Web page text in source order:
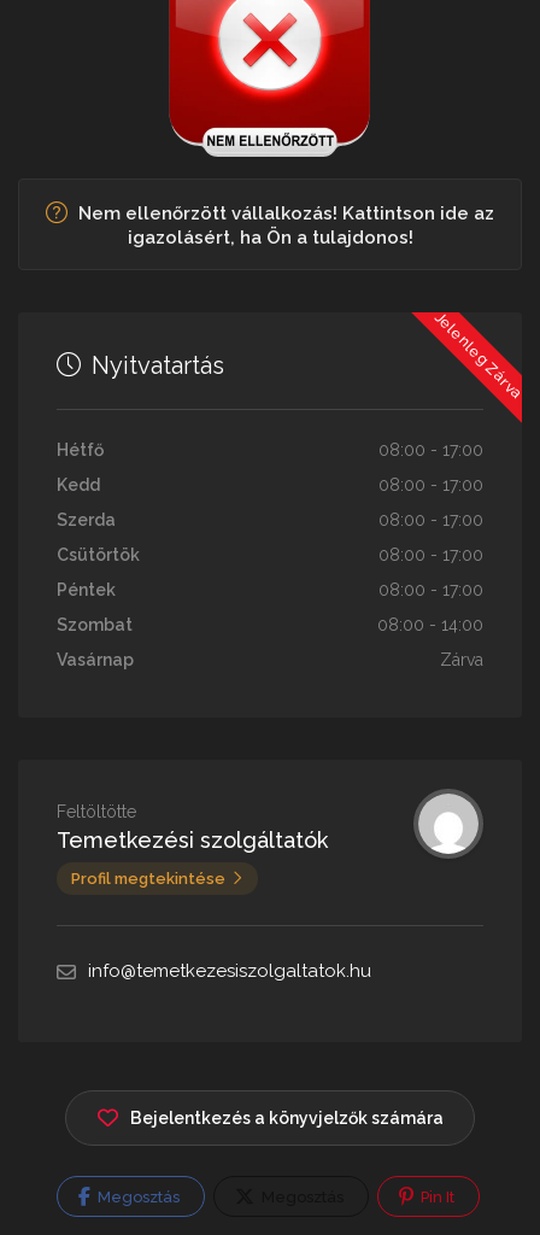
Nem ellenőrzött vállalkozás! Kattintson ide az
igazolásért, ha Ön a tulajdonos!
Jelenleg Zárva
Nyitvatartás
Hétfő
08:00 - 17:00
Kedd
08:00 - 17:00
Szerda
08:00 - 17:00
Csütörtök
08:00 - 17:00
Péntek
08:00 - 17:00
Szombat
08:00 - 14:00
Vasárnap
Zárva
Feltöltötte
Temetkezési szolgáltatók
Profil megtekintése
info@temetkezesiszolgaltatok.hu
Bejelentkezés a könyvjelzők számára
Megosztás Pin It